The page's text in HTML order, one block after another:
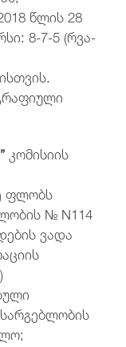
წლის 28
8-7-5 (რვა-
კომისიის
ფლობს
№ N114
ვადა